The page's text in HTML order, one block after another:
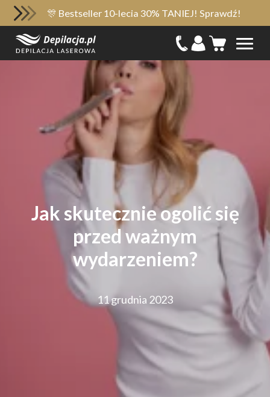
🎊 Bestseller 10-lecia 30% TANIEJ! Sprawdź!
Jak skutecznie ogolić się
przed ważnym
wydarzeniem?
11 grudnia 2023